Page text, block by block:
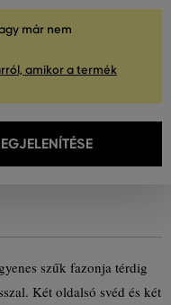
már nem
amikor a termék
szűk fazonja térdig
Két oldalsó svéd és két